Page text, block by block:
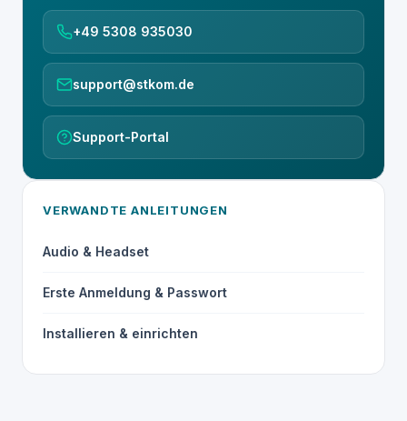
+49 5308 935030
support@stkom.de
Support-Portal
VERWANDTE ANLEITUNGEN
Audio & Headset
Erste Anmeldung & Passwort
Installieren & einrichten